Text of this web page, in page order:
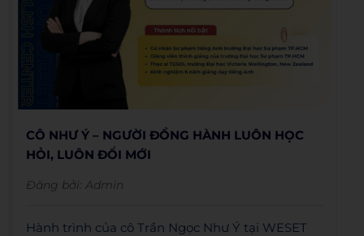
CÔ NHƯ Ý – NGƯỜI ĐỒNG HÀNH LUÔN HỌC
HỎI, LUÔN ĐỔI MỚI
Đăng bởi: Admin
Hành trình của cô Trần Ngọc Như Ý tại WESET